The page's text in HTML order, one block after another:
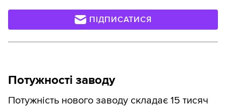
ПІДПИСАТИСЯ
Потужності заводу
Потужність нового заводу складає 15 тисяч